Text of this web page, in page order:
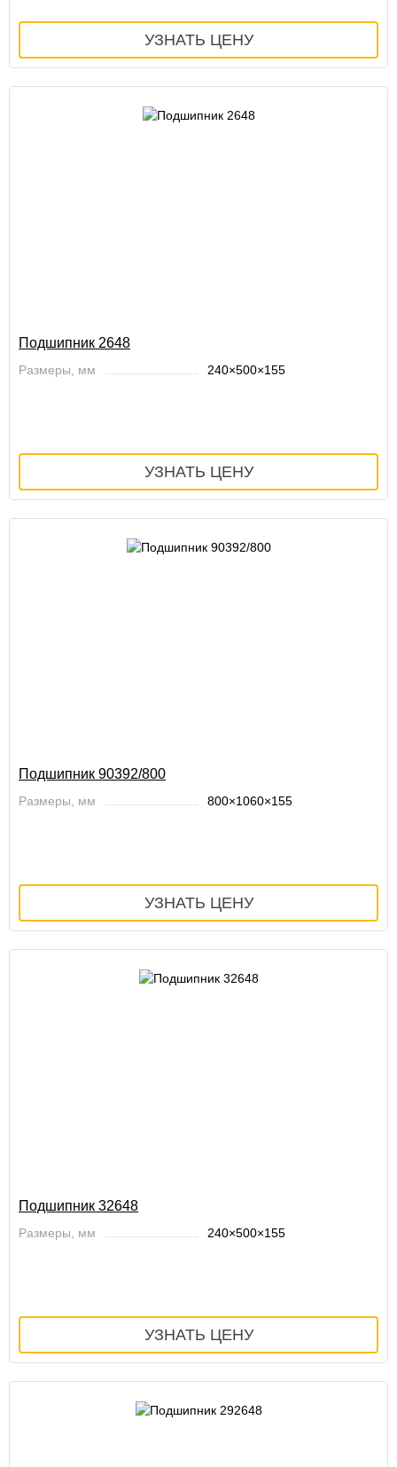
Подшипник 2648
Размеры, мм 240×500×155
Подшипник 90392/800
Размеры, мм 800×1060×155
Подшипник 32648
Размеры, мм 240×500×155